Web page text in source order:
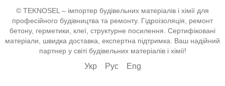
© TEKNOSEL – імпортер будівельних матеріалів і хімії для
професійного будівництва та ремонту. Гідроізоляція, ремонт
бетону, герметики, клеї, структурне посилення. Сертифіковані
матеріали, швидка доставка, експертна підтримка. Ваш надійний
партнер у світі будівельних матеріалів і хімії!
Укр Рус Eng